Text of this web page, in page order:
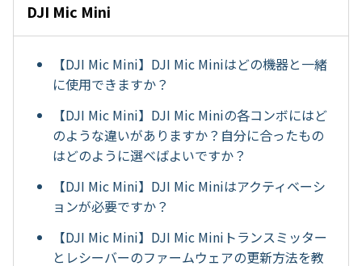
DJI Mic Mini
【DJI Mic Mini】DJI Mic Miniはどの機器と一緒
に使用できますか？
【DJI Mic Mini】DJI Mic Miniの各コンボにはど
のような違いがありますか？自分に合ったもの
はどのように選べばよいですか？
【DJI Mic Mini】DJI Mic Miniはアクティベーシ
ョンが必要ですか？
【DJI Mic Mini】DJI Mic Miniトランスミッター
とレシーバーのファームウェアの更新方法を教